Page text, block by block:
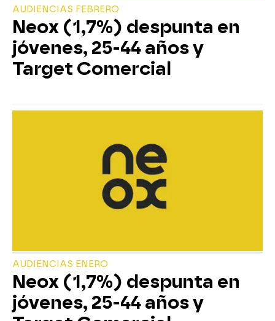
AUDIENCIAS FEBRERO
Neox (1,7%) despunta en
jóvenes, 25-44 años y
Target Comercial
AUDIENCIAS ENERO
Neox (1,7%) despunta en
jóvenes, 25-44 años y